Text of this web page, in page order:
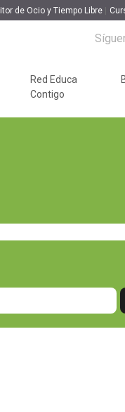
de Ocio y Tiempo Libre
Idiomas
Orientación
Red Educa
Contigo